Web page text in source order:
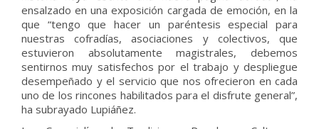
ensalzado en una exposición cargada de emoción, en la
que “tengo que hacer un paréntesis especial para
nuestras cofradías, asociaciones y colectivos, que
estuvieron absolutamente magistrales, debemos
sentirnos muy satisfechos por el trabajo y despliegue
desempeñado y el servicio que nos ofrecieron en cada
uno de los rincones habilitados para el disfrute general”,
ha subrayado Lupiáñez.